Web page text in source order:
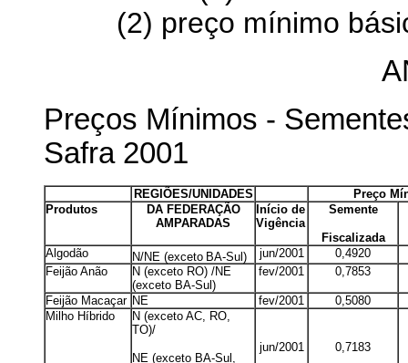
(2) preço mínimo
Preços Mínimos -
Safra 2001
REGIÕES/UNIDADES
Preço
Produtos
DA FEDERAÇÃO
AMPARADAS
Início de
Vigência
Semente
Fiscalizada
Algodão
N/NE (exceto BA-Sul) jun/2001
0,4920
Feijão Anão
N (exceto RO) /NE
(exceto BA-Sul)
fev/2001 0,7853
Feijão Macaçar NE fev/2001
0,5080
Milho Híbrido
N (exceto AC, RO,
TO)/
NE (exceto BA-Sul,
jun/2001 0,7183